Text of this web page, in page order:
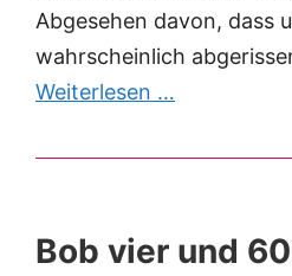
Abgesehen davon, dass
wahrscheinlich
Weiterlesen …
Bob vier und 60